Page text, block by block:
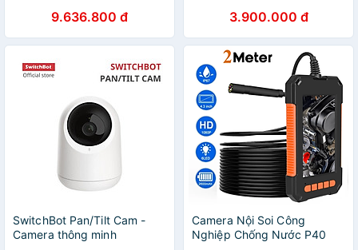
9.636.800 đ
sim 4g bộ pin năng lượng
cho camera 2025 - Hàng
Chính Hãng
3.900.000 đ
SwitchBot Pan/Tilt Cam -
Camera thông minh
Camera Nội Soi Công
Nghiệp Chống Nước P40